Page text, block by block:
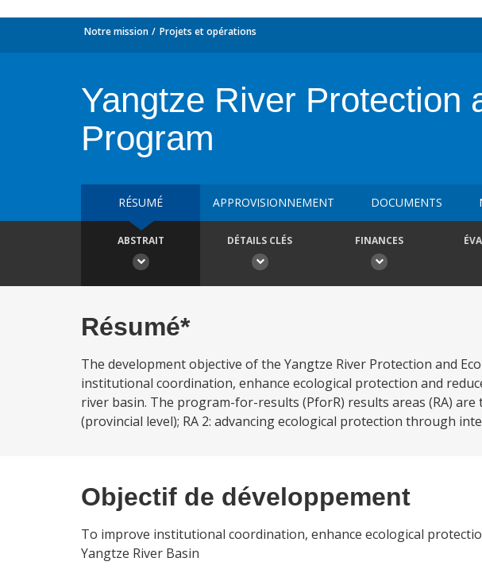
Notre mission Projets et opérations
Yangtze River Protection
Program
RÉSUMÉ APPROVISIONNEMENT DOCUMENTS
ABSTRAIT DÉTAILS CLÉS FINANCES
Résumé*
The development objective of the Yangtze River Protection and
institutional coordination, enhance ecological protection and
river basin. The program-for-results (PforR) results areas (RA)
(provincial level); RA 2: advancing ecological protection through
Objectif de développement
To improve institutional coordination, enhance ecological
Yangtze River Basin